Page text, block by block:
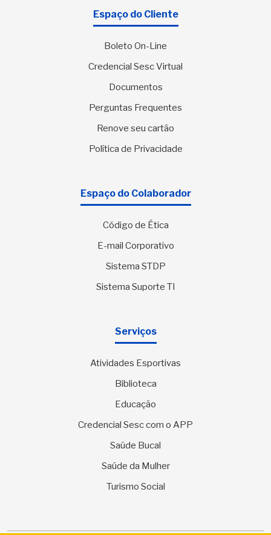
Espaço do Cliente
Boleto On-Line
Credencial Sesc Virtual
Documentos
Perguntas Frequentes
Renove seu cartão
Política de Privacidade
Espaço do Colaborador
Código de Ética
E-mail Corporativo
Sistema STDP
Sistema Suporte TI
Serviços
Atividades Esportivas
Biblioteca
Educação
Credencial Sesc com o APP
Saúde Bucal
Saúde da Mulher
Turismo Social